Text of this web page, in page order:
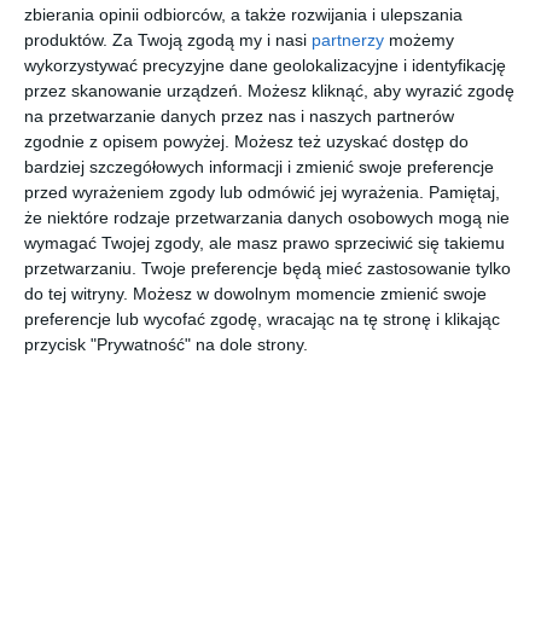
zbierania opinii odbiorców, a także rozwijania i ulepszania
produktów. Za Twoją zgodą my i nasi partnerzy możemy
wykorzystywać precyzyjne dane geolokalizacyjne i identyfikację
przez skanowanie urządzeń. Możesz kliknąć, aby wyrazić zgodę
na przetwarzanie danych przez nas i naszych partnerów
zgodnie z opisem powyżej. Możesz też uzyskać dostęp do
bardziej szczegółowych informacji i zmienić swoje preferencje
przed wyrażeniem zgody lub odmówić jej wyrażenia.
Pamiętaj,
że niektóre rodzaje przetwarzania danych osobowych mogą nie
wymagać Twojej zgody, ale masz prawo sprzeciwić się takiemu
przetwarzaniu. Twoje preferencje będą mieć zastosowanie tylko
do tej witryny. Możesz w dowolnym momencie zmienić swoje
preferencje lub wycofać zgodę, wracając na tę stronę i klikając
przycisk "Prywatność" na dole strony.
Katalog schody do domu
2024
Ponad 7000 modeli schodów! Katalog powstał, aby wspierać
pracę profesjonalistów w swojej dziedzinie. Każdy produkt
posiada zdjęcie wizerunkowe, nazwę, parametry techniczne,
lata gwarancji oraz materiały, z których jest wykonany. Po
każdej kategorii przygotowywane jest zestawienie
parametrów technicznych w formie prostej i przejrzystej
tabeli. Zobacz cały https://bit.ly/aboutdecor